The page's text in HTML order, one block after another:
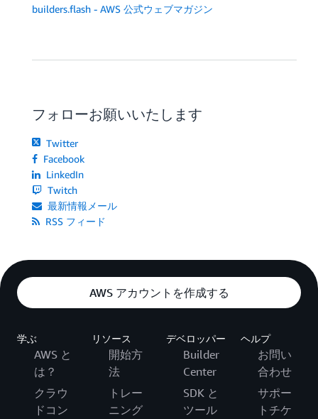
builders.flash - AWS 公式ウェブマガジン
フォローお願いいたします
Twitter
Facebook
LinkedIn
Twitch
最新情報メール
RSS フィード
AWS アカウントを作成する
学ぶ
AWS と
は？
クラウ
ドコン
リソース
開始方
法
トレー
ニング
デベロッパー
Builder
Center
SDK と
ツール
ヘルプ
お問い
合わせ
サポー
トチケ